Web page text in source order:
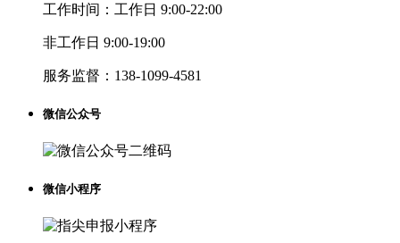
工作时间： 工作日 9:00-22:00
非工作日 9:00-19:00
服务监督： 138-1099-4581
微信公众号
微信小程序